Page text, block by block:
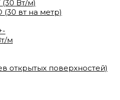
(30 Вт/м)
(30 вт на метр)
-
м
открытых поверхностей)